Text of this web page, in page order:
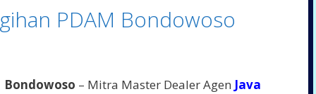
PDAM Bondowoso
Bondowoso – Mitra Master Dealer Agen Java